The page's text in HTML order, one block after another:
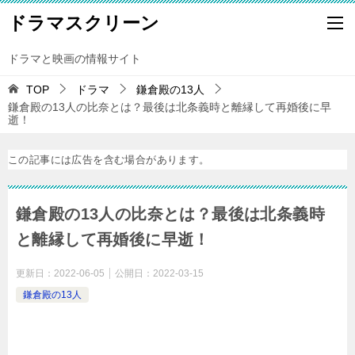
ドラマスクリーン
ドラマと映画の情報サイト
TOP ドラマ
鎌倉殿の13人
鎌倉殿の13人の比奈とは？最後は北条義時と離縁して再婚後に早
逝！
この記事には広告を含む場合があります。
鎌倉殿の13人の比奈とは？最後は北条義時
と離縁して再婚後に早逝！
更新日： 2022-06-05 公開日： 2022-03-15
鎌倉殿の13人